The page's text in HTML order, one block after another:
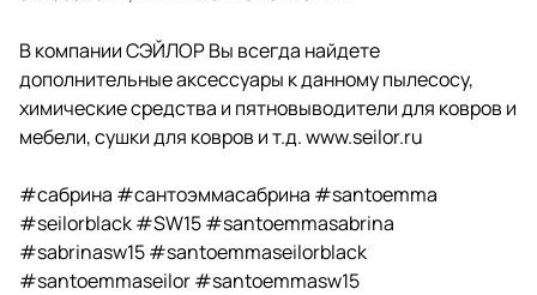
В компании СЭЙЛОР Вы всегда найдете
дополнительные аксессуары к данному пылесосу,
химические средства и пятновыводители для ковров и
мебели, сушки для ковров и т.д. www.seilor.ru
#сабрина #сантоэммасабрина #santoemma
#seilorblack #SW15 #santoemmasabrina
#sabrinasw15 #santoemmaseilorblack
#santoemmaseilor #santoemmasw15